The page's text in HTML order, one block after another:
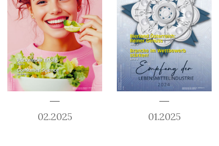
02.2025 01.2025